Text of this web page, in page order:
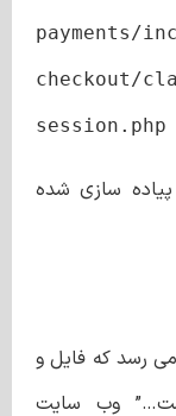
payments/
checkout/
session.php
سازی شده
می رسد که فایل و
وب سایت